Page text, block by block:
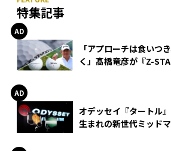
特集記事
「アプローチは食いつ
く」髙橋竜彦が『Z-
オデッセイ『タートル
生まれの新世代ミッド